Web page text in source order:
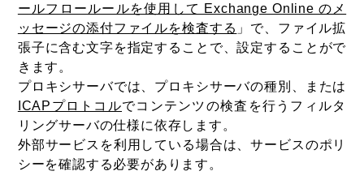
ールフロールールを使用して Exchange Online のメ
ッセージの添付ファイルを検査する 」で、ファイル拡
張子に含む文字を指定することで、設定することがで
きます。
プロキシサーバでは、プロキシサーバの種別、または
ICAPプロトコルでコンテンツの検査を行うフィルタ
リングサーバの仕様に依存します。
外部サービスを利用している場合は、サービスのポリ
シーを確認する必要があります。